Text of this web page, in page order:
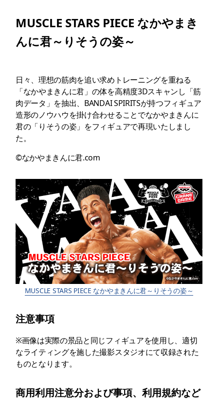
MUSCLE STARS PIECE なかやまき
んに君～りそうの姿～
日々、理想の筋肉を追い求めトレーニングを重ねる
「なかやまきんに君」の体を高精度3Dスキャンし「筋
肉データ」を抽出、BANDAI SPIRITSが持つフィギュア
造形のノウハウを掛け合わせることでなかやまきんに
君の「りそうの姿」をフィギュアで再現いたしまし
た。
©なかやまきんに君.com
MUSCLE STARS PIECE なかやまきんに君～りそうの姿～
注意事項
※画像は実際の景品と同じフィギュアを使用し、適切
なライティングを施した撮影スタジオにて収録された
ものとなります。
商用利用注意分および事項、利用規約など